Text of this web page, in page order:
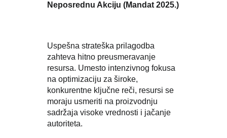
Neposrednu Akciju (Mandat 2025.)
Uspešna strateška prilagodba
zahteva hitno preusmeravanje
resursa. Umesto intenzivnog fokusa
na optimizaciju za široke,
konkurentne ključne reči, resursi se
moraju usmeriti na proizvodnju
sadržaja visoke vrednosti i jačanje
autoriteta.